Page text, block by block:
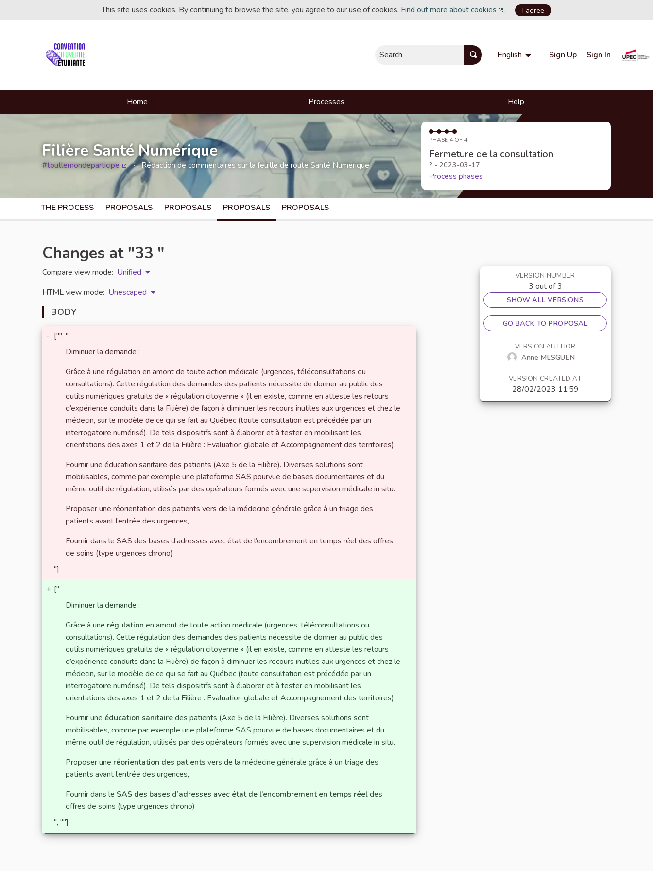
This site uses cookies. By continuing to browse the site, you agree to our use of cookies. Find out more about cookies
(External link)
. I agree
Search English Choisir la langue Choose language
Sign Up Sign In
Home Processes Help
Filière Santé Numérique
#toutlemondeparticipe
(External link)
Rédaction de commentaires sur la feuille de route Santé Numérique
PHASE 4 OF 4
Fermeture de la consultation
? - 2023-03-17
Process phases
THE PROCESS PROPOSALS PROPOSALS PROPOSALS PROPOSALS
Changes at "33 "
Compare view mode: Unified
HTML view mode: Unescaped
BODY
- ["", "
Diminuer la demande :
Grâce à une régulation en amont de toute action médicale (urgences, téléconsultations ou
consultations). Cette régulation des demandes des patients nécessite de donner au public des
outils numériques gratuits de « régulation citoyenne » (il en existe, comme en atteste les retours
d’expérience conduits dans la Filière) de façon à diminuer les recours inutiles aux urgences et chez le
médecin, sur le modèle de ce qui se fait au Québec (toute consultation est précédée par un
interrogatoire numérisé). De tels dispositifs sont à élaborer et à tester en mobilisant les
orientations des axes 1 et 2 de la Filière : Evaluation globale et Accompagnement des territoires)
Fournir une éducation sanitaire des patients (Axe 5 de la Filière). Diverses solutions sont
mobilisables, comme par exemple une plateforme SAS pourvue de bases documentaires et du
même outil de régulation, utilisés par des opérateurs formés avec une supervision médicale in situ.
Proposer une réorientation des patients vers de la médecine générale grâce à un triage des
patients avant l’entrée des urgences,
Fournir dans le SAS des bases d’adresses avec état de l’encombrement en temps réel des offres
de soins (type urgences chrono)
"]
+ ["
Diminuer la demande :
Grâce à une régulation en amont de toute action médicale (urgences, téléconsultations ou
consultations). Cette régulation des demandes des patients nécessite de donner au public des
outils numériques gratuits de « régulation citoyenne » (il en existe, comme en atteste les retours
d’expérience conduits dans la Filière) de façon à diminuer les recours inutiles aux urgences et chez le
médecin, sur le modèle de ce qui se fait au Québec (toute consultation est précédée par un
interrogatoire numérisé). De tels dispositifs sont à élaborer et à tester en mobilisant les
orientations des axes 1 et 2 de la Filière : Evaluation globale et Accompagnement des territoires)
Fournir une éducation sanitairedes patients (Axe 5 de la Filière). Diverses solutions sont
mobilisables, comme par exemple une plateforme SAS pourvue de bases documentaires et du
même outil de régulation, utilisés par des opérateurs formés avec une supervision médicale in situ.
Proposer une réorientation des patients vers de la médecine générale grâce à un triage des
patients avant l’entrée des urgences,
Fournir dans le SAS des bases d’adresses avec état de l’encombrement en temps réeldes
offres de soins (type urgences chrono)
", ""]
VERSION NUMBER
3 out of 3
SHOW ALL VERSIONS
GO BACK TO PROPOSAL
VERSION AUTHOR
Anne MESGUEN
VERSION CREATED AT
28/02/2023 11:59